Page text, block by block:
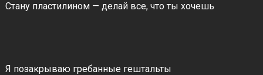
Стану пластилином — делай все, что ты хочешь
Я позакрываю гребанные гештальты